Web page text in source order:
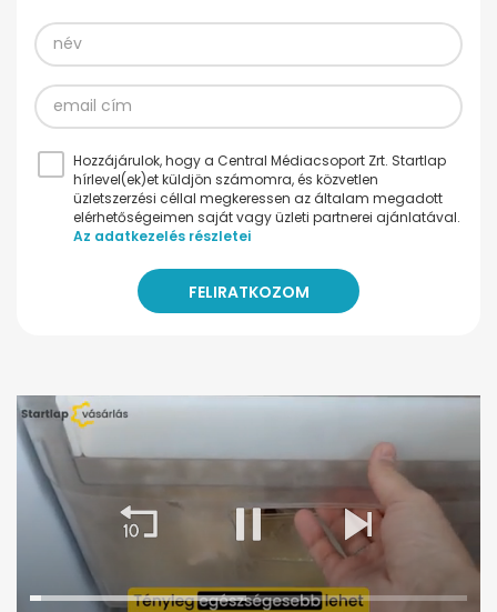
Hozzájárulok, hogy a Central Médiacsoport Zrt. Startlap
hírlevel(ek)et küldjön számomra, és közvetlen
üzletszerzési céllal megkeressen az általam megadott
elérhetőségeimen saját vagy üzleti partnerei ajánlatával.
Az adatkezelés részletei